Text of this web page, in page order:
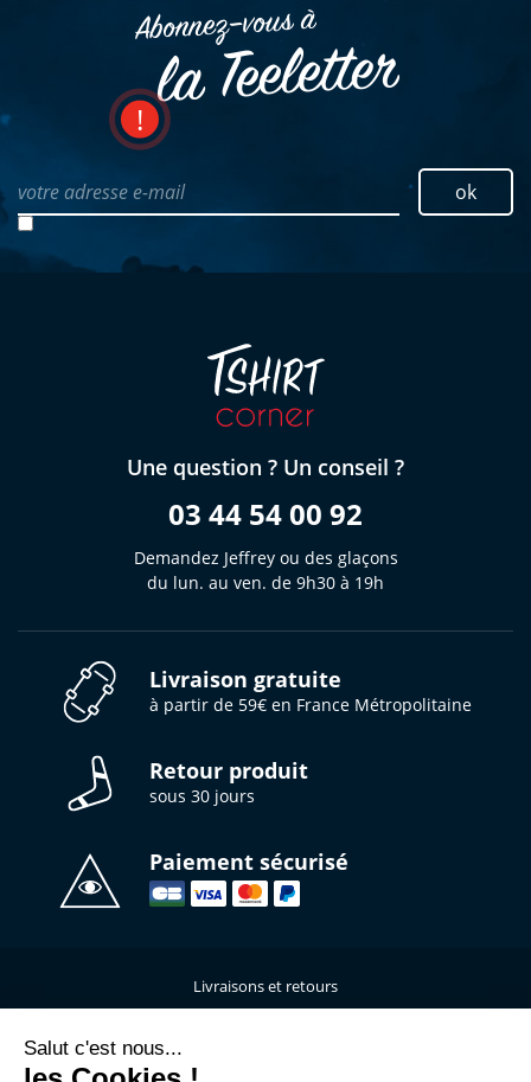
Abonnez–vous à
la Teeletter
votre adresse e-mail ok
Une question ? Un conseil ?
03 44 54 00 92
Demandez Jeffrey ou des glaçons
du lun. au ven. de 9h30 à 19h
Livraison gratuite
à partir de 59€ en France Métropolitaine
Retour produit
sous 30 jours
Paiement sécurisé
Livraisons et retours
Qui sommes-nous ?
Salut c'est nous...